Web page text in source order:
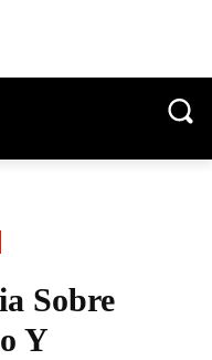
Sobre
Y